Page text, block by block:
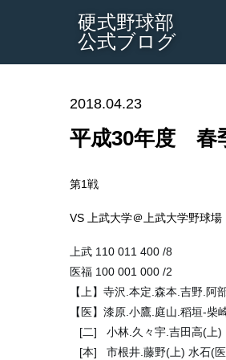
硬式野球部
公式ブログ
2018.04.23
平成30年度 春
第1戦
VS 上武大学＠上武大学野球場
上武 110 011 400 /8
医福 100 001 000 /2
【上】寺沢.本定.森本.吉野.阿
【医】漆原.小鷹.庭山.稻垣-柴
[二]   小林.久々宇.吉田高(上)
[本]   市根井.藤野(上) 水石(